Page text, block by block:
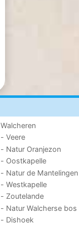
Walcheren
- Veere
- Natur Oranjezon
- Oostkapelle
- Natur de Mantelingen
- Westkapelle
- Zoutelande
- Natur Walcherse bos
- Dishoek